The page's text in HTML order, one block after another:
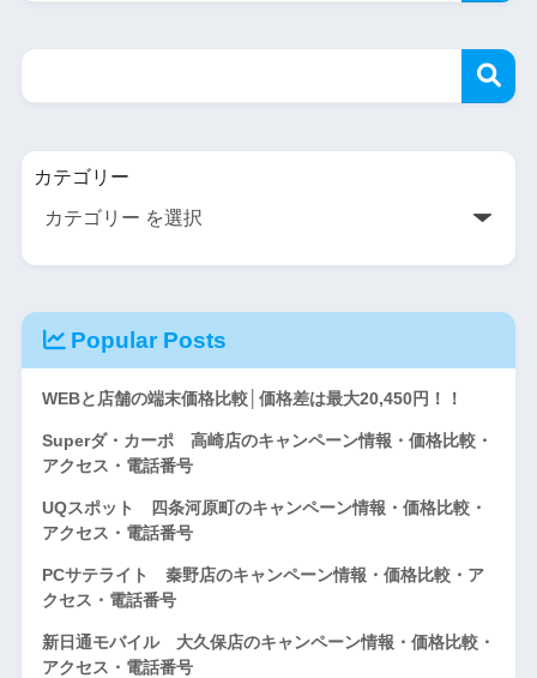
カテゴリー
Popular Posts
WEBと店舗の端末価格比較│価格差は最大20,450円！！
Superダ・カーポ 高崎店のキャンペーン情報・価格比較・
アクセス・電話番号
UQスポット 四条河原町のキャンペーン情報・価格比較・
アクセス・電話番号
PCサテライト 秦野店のキャンペーン情報・価格比較・ア
クセス・電話番号
新日通モバイル 大久保店のキャンペーン情報・価格比較・
アクセス・電話番号